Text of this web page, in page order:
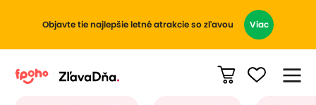
Objavte tie najlepšie letné atrakcie so zľavou Viac